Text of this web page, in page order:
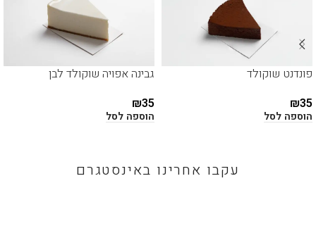
פונדנט שוקולד
₪35
הוספה לסל
גבינה אפויה שוקולד לבן
₪35
הוספה לסל
עקבו אחרינו באינסטגרם